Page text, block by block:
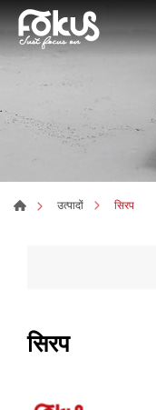
उत्पादों सिरप
सिरप